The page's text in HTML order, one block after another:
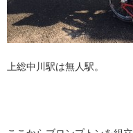
上総中川駅は無人駅。